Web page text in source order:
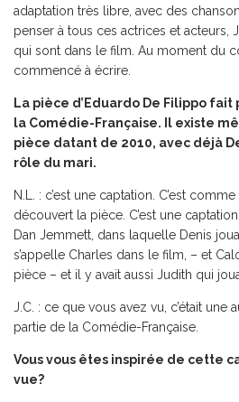
adaptation très libre, avec des
penser à tous ces actrices et acteurs,
qui sont dans le film. Au moment du
commencé à écrire.
La pièce d’Eduardo De Filippo
la Comédie-Française. Il existe
pièce datant de 2010, avec déjà
rôle du mari.
N.L. : c’est une captation. C’est comme
découvert la pièce. C’est une
Dan Jemmett, dans laquelle Denis
s’appelle Charles dans le film, – et
pièce – et il y avait aussi Judith qui
J.C. : ce que vous avez vu, c’était une
partie de la Comédie-Française.
Vous vous êtes inspirée de cette
vue?